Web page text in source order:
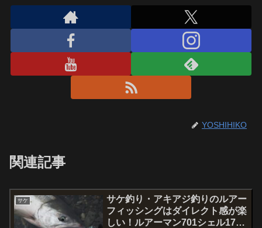
YOSHIHIKO
関連記事
サケ
サケ釣り・アキアジ釣りのルアー
フィッシングはダイレクト感が楽
しい！ルアーマン701シェル17g